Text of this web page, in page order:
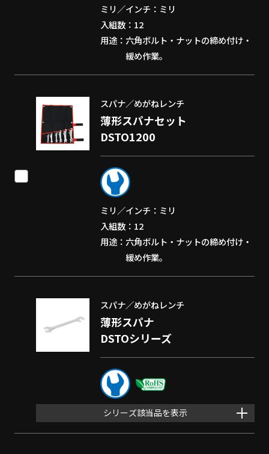
ミリ／インチ
ミリ
入組数
12
用途
六角ボルト・ナットの締め付け・
緩め作業。
スパナ／めがねレンチ
薄形スパナセット
DSTO1200
ミリ／インチ
ミリ
入組数
12
用途
六角ボルト・ナットの締め付け・
緩め作業。
スパナ／めがねレンチ
薄形スパナ
DSTOシリーズ
シリーズ該当品を表示